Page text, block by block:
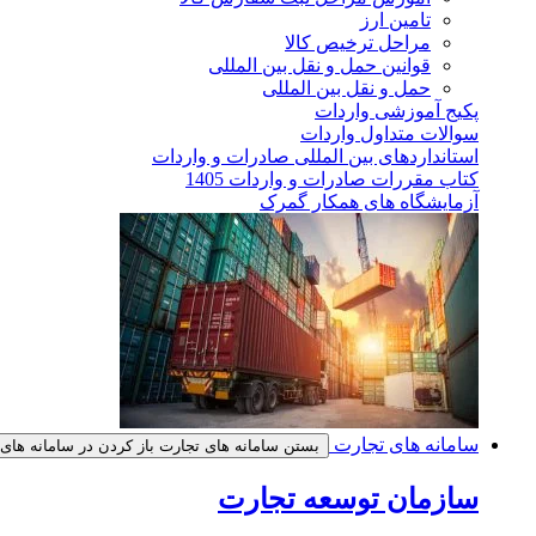
تامین ارز
مراحل ترخیص کالا
قوانین حمل و نقل بین المللی
حمل و نقل بین المللی
پکیج آموزشی واردات
سوالات متداول واردات
استانداردهای بین المللی صادرات و واردات
کتاب مقررات صادرات و واردات 1405
آزمایشگاه های همکار گمرک
سامانه های تجارت بستن سامانه های تجارت باز کردن در سامانه
سازمان توسعه تجارت